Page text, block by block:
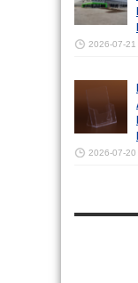
2026-07-21
2026-07-20